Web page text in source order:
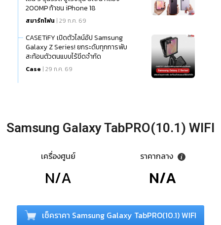
200MP ท้าชน iPhone 18
สมาร์ทโฟน | 29 ก.ค. 69
CASETiFY เปิดตัวไลน์อัป Samsung
Galaxy Z Series! ยกระดับทุกการพับ
สะท้อนตัวตนแบบไร้ขีดจำกัด
Case | 29 ก.ค. 69
Samsung Galaxy TabPRO(10.1) WIFI
เครื่องศูนย์
N/A
ราคากลาง
N/A
เช็คราคา Samsung Galaxy TabPRO(10.1) WIFI